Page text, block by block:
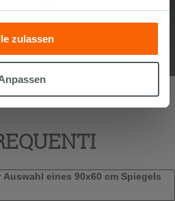
Diese könnten sie mit
Sie ihnen geliefert haben oder
ihrer Dienste
Falls Sie mehr wissen
zu allen oder einigen
auf die Schaltfläche
werden. Wenn Sie auf
können Sie das Surfen erst
zulassen
2 ECKE 45°-WINKEL cm
eines 90x60 cm Spiegels